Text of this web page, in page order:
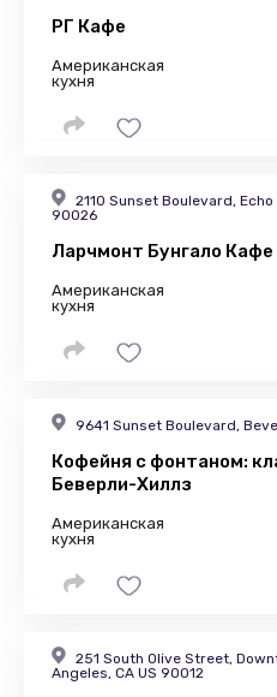
РГ Кафе
Американская
кухня
2110 Sunset Boulevard,
90026
Ларчмонт Бунгало Кафе
Американская
кухня
9641 Sunset Boulevard,
Кофейня с фонтаном:
Беверли-Хиллз
Американская
кухня
251 South Olive Street,
Angeles, CA US 90012